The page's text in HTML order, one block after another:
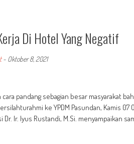
Di Hotel Yang Negatif
- Oktober 8, 2021
pandang sebagian besar masyarakat
ke YPDM Pasundan, Kamis
Ir. Iyus Rustandi, M.Si. menyampaikan